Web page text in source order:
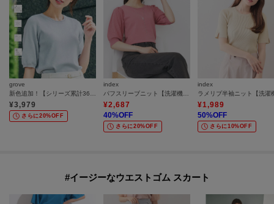
grove
¥3,979
さらに20%OFF
index
¥2,687
40%OFF
さらに20%OFF
index
¥1,989
50%OFF
さらに10%OFF
#イージーなウエストゴム スカート